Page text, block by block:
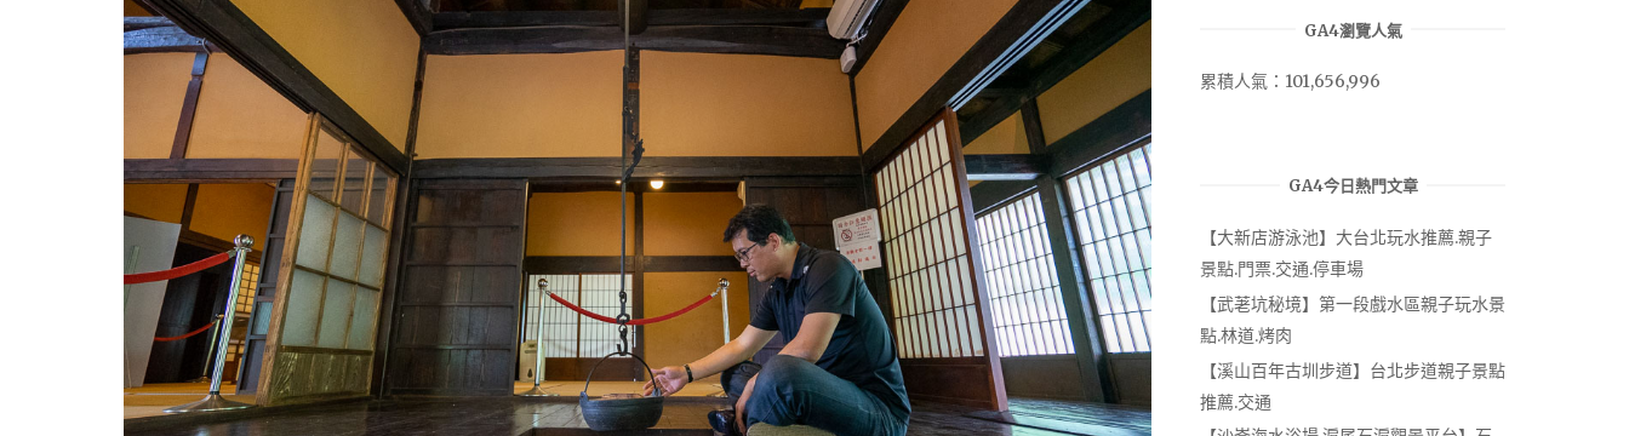
GA4瀏覽人氣
累積人氣：101,656,996
GA4今日熱門文章
【大新店游泳池】大台北玩水推薦.親子
景點.門票.交通.停車場
【武荖坑秘境】第一段戲水區親子玩水景
點.林道.烤肉
【溪山百年古圳步道】台北步道親子景點
推薦.交通